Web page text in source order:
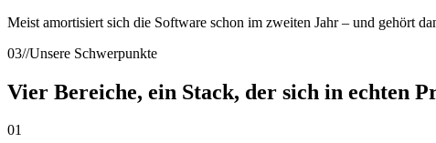
Meist amortisiert sich die Software schon im zweiten Jahr – und gehört
03//Unsere Schwerpunkte
Vier Bereiche, ein Stack, der sich in echten
01